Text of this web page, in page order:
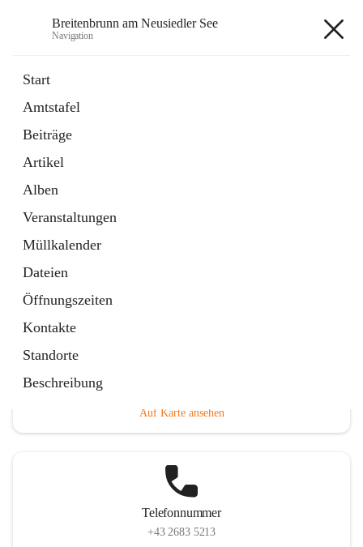
Breitenbrunn am Neusiedler See
Navigation
Start
Amtstafel
Beiträge
Artikel
Alben
Veranstaltungen
Müllkalender
Dateien
Öffnungszeiten
Kontakte
Standorte
Beschreibung
18 Schnellzugriffe
Gemeindeservice
Auf Karte ansehen
Telefonnummer
+43 2683 5213